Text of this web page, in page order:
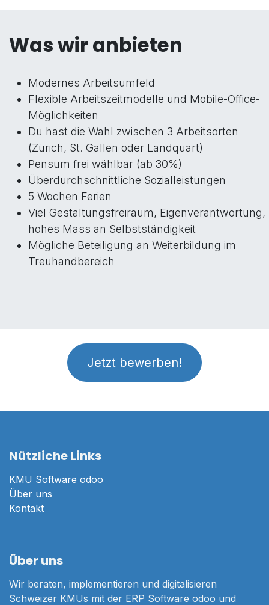
Was wir anbieten
Modernes Arbeitsumfeld
Flexible Arbeitszeitmodelle und Mobile-Office-
Möglichkeiten
Du hast die Wahl zwischen 3 Arbeitsorten
(Zürich, St. Gallen oder Landquart)
Pensum frei wählbar (ab 30%)
Überdurchschnittliche Sozialleistungen
5 Wochen Ferien
Viel Gestaltungsfreiraum, Eigenverantwortung,
hohes Mass an Selbstständigkeit
Mögliche Beteiligung an Weiterbildung im
Treuhandbereich
Jetzt bewerben!
Nützliche Links
KMU Software odoo
Über uns
Kontakt
Über uns
Wir beraten, implementieren und digitalisieren
Schweizer KMUs mit der ERP Software odoo und